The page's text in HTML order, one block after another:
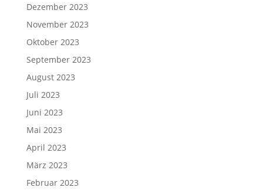
Dezember 2023
November 2023
Oktober 2023
September 2023
August 2023
Juli 2023
Juni 2023
Mai 2023
April 2023
März 2023
Februar 2023